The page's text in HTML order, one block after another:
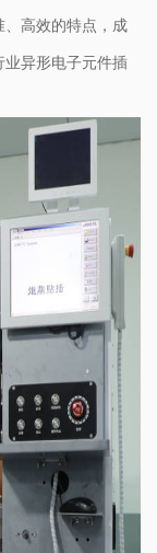
、高效的特点，成
异形电子元件插